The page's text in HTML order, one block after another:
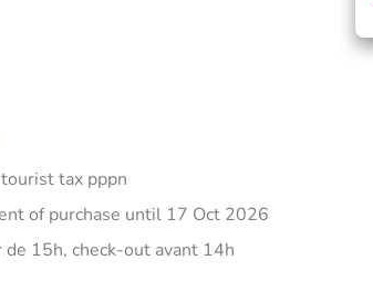
tax pppn
of purchase until 17 Oct 2026
de 15h, check-out avant 14h